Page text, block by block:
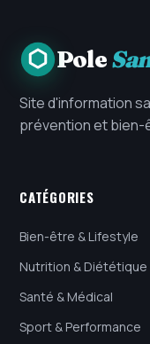
Pole
Site d'information
prévention et bien-
CATÉGORIES
Bien-être & Lifestyle
Nutrition & Diététique
Santé & Médical
Sport & Performance